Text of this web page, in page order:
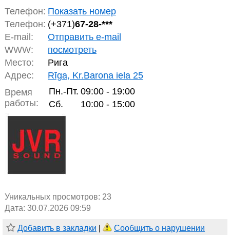
Телефон: Показать номер
Телефон: (+371)67-28-***
E-mail:
Отправить e-mail
WWW:
посмотреть
Место:
Рига
Адрес:
Rīga, Kr.Barona iela 25
Время
работы:
Пн.-Пт. 09:00 - 19:00
Сб.
10:00 - 15:00
Уникальных просмотров: 23
Дата: 30.07.2026 09:59
Добавить в закладки Сообщить о нарушении